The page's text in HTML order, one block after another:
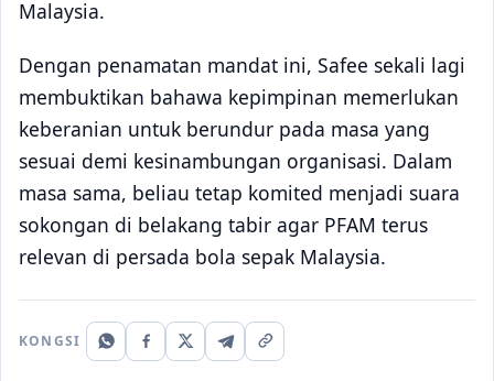
Malaysia.
Dengan penamatan mandat ini, Safee sekali lagi
membuktikan bahawa kepimpinan memerlukan
keberanian untuk berundur pada masa yang
sesuai demi kesinambungan organisasi. Dalam
masa sama, beliau tetap komited menjadi suara
sokongan di belakang tabir agar PFAM terus
relevan di persada bola sepak Malaysia.
KONGSI